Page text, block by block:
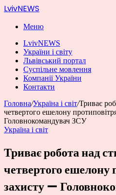
LvivNEWS
Меню
LvivNEWS
України і світу
Львівський портал
Суспільне мовлення
Компанії України
Контакти
Головна/Україна і світ/Триває
четвертого ешелону
Головнокомандувач ЗСУ
Україна і світ
Триває робота над
четвертого ешелону
захисту —